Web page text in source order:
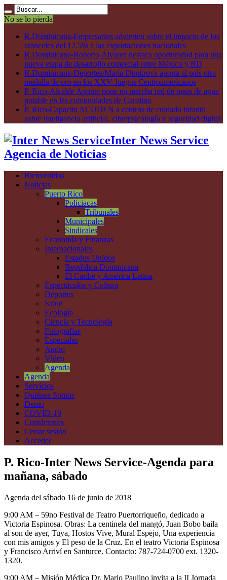
No se lo pierda
R.Dominicana-Empresarios advierten sobre el impacto de los
aranceles del 12.5% a las exportaciones nacionales
R.Dominicana-Roberto Álvarez destaca oportunidad para una
nueva etapa de desarrollo comercial entre México y RD
R.Dominicana-Deportes/María Dimitrova aporta al país otra
medalla de oro en los XXV Juegos Centroamericanos
P. Rico-Alcalde Aponte pone en marcha red de oasis de agua
potable en las comunidades de Carolina
P. Rico-Capacita ACUDEN a centros de cuidado infantil
sobre inteligencia artificial, ciberpsicología y seguridad digital
Inter News Service
Agencia de Noticias
Bienvenidos
Noticias
Puerto Rico
Policiacas
Tribunales
Municipales
Sindicales
Economía y Finanzas
Internacionales
Estados Unidos
República Dominicana
El Caribe y América Latina
Espectáculos y Cultura
Deportes
Salud
Ecología
Ciencia y Tecnología
Fotografías
Especiales
Audio
Vídeo
Agenda
Agenda
Servicios
Quiénes Somos
Demo
COVID-19
Contáctenos
Cerrar sesión
Acceder
P. Rico-Inter News Service-Agenda para
mañana, sábado
Agenda del sábado 16 de junio de 2018
9:00 AM – 59no Festival de Teatro Puertorriqueño, dedicado a
Victoria Espinosa. Obras: La centinela del mangó, Juan Bobo baila
al son de ayer, Tuya, Hostos Vive, Mural Espejo, Una experiencia
con mis amigos y El peso de la Cruz. En el teatro Victoria Espinosa
y Francisco Arriví en Santurce. Contacto: 787-724-0700 ext. 1320-
1320.
9:00 AM – Misión Médica Dr. Mario Paulino invita a la II Jornada